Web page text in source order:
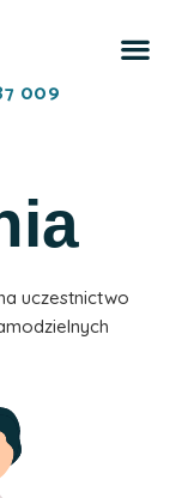
009
uczestnictwo